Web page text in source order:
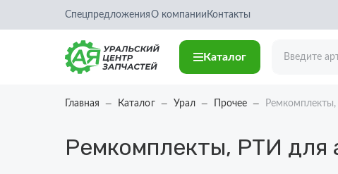
СпецпредложенияО компании Контакты
Каталог
Главная Каталог Урал Прочее
Ремкомплекты, РТИ для